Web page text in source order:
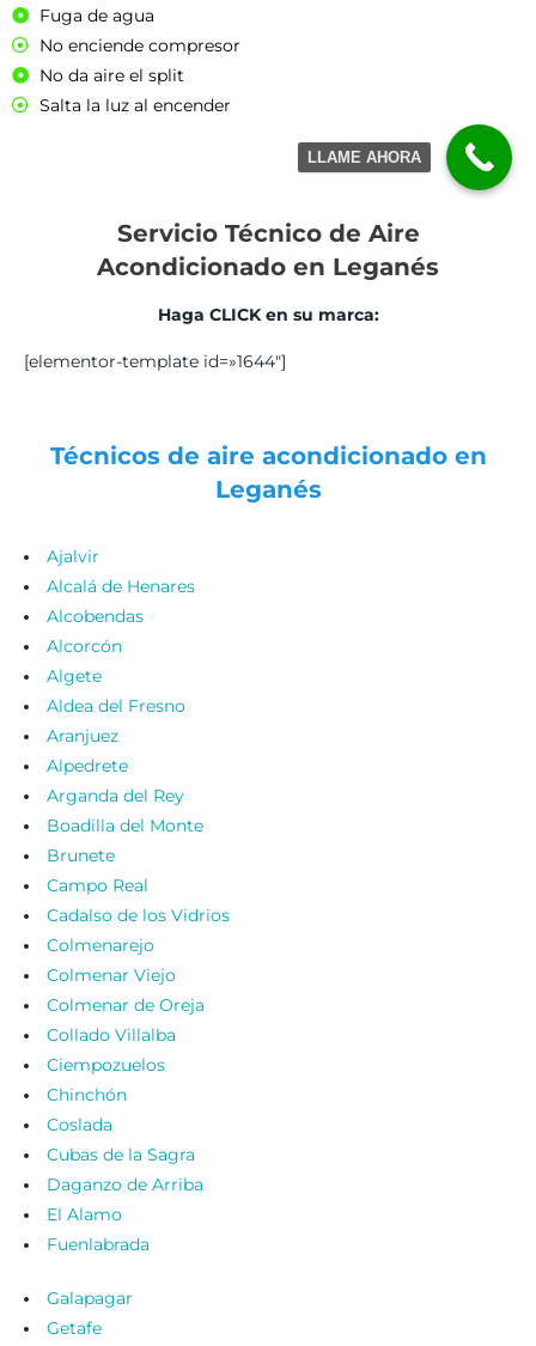
Fuga de agua
No enciende compresor
No da aire el split
Salta la luz al encender
Servicio Técnico de Aire
Acondicionado en Leganés
Haga CLICK en su marca:
[elementor-template id=»1644″]
Técnicos de aire acondicionado en
Leganés
Ajalvir
Alcalá de Henares
Alcobendas
Alcorcón
Algete
Aldea del Fresno
Aranjuez
Alpedrete
Arganda del Rey
Boadilla del Monte
Brunete
Campo Real
Cadalso de los Vidrios
Colmenarejo
Colmenar Viejo
Colmenar de Oreja
Collado Villalba
Ciempozuelos
Chinchón
Coslada
Cubas de la Sagra
Daganzo de Arriba
El Alamo
Fuenlabrada
Galapagar
Getafe
LLAME AHORA